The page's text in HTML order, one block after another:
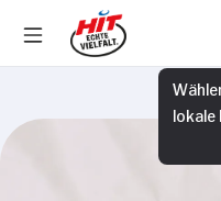
lokale